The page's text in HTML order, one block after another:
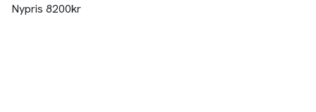
Nypris 8200kr